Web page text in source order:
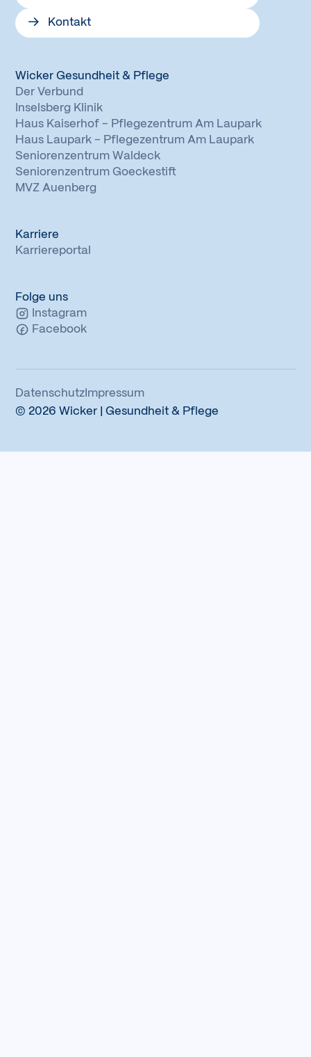
Kontakt
Wicker Gesundheit & Pflege
Der Verbund
Inselsberg Klinik
Haus Kaiserhof - Pflegezentrum Am Laupark
Haus Laupark - Pflegezentrum Am Laupark
Seniorenzentrum Waldeck
Seniorenzentrum Goeckestift
MVZ Auenberg
Karriere
Karriereportal
Folge uns
Instagram
Facebook
© 2026 Wicker | Gesundheit & Pflege
Datenschutz Impressum